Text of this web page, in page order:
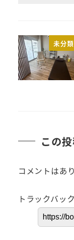
未分類
この
コメントはあ
トラックバッ